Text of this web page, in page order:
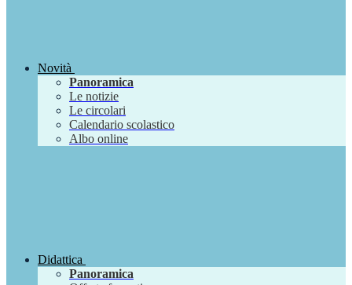
Novità
Panoramica
Le notizie
Le circolari
Calendario scolastico
Albo online
Didattica
Panoramica